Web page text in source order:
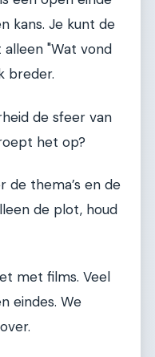
kans. Je kunt de
alleen "Wat vond
breder.
de sfeer van
het op?
de thema’s en de
de plot, houd
met films. Veel
eindes. We